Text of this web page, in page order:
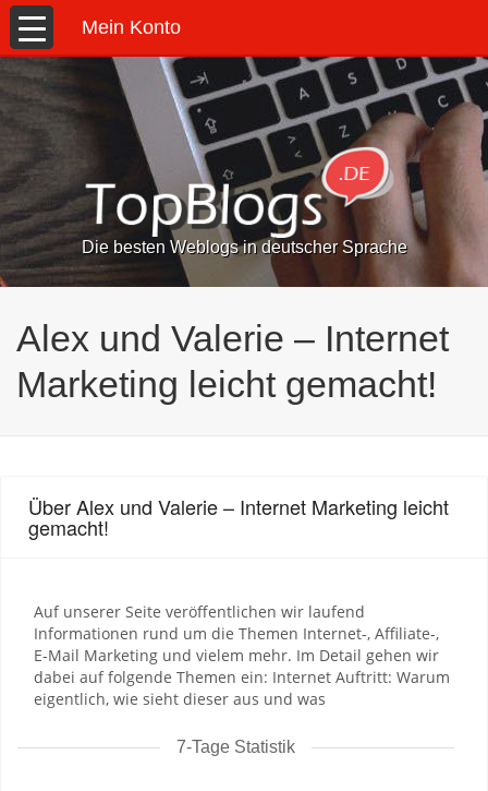
Mein Konto
Die besten Weblogs in deutscher Sprache
Alex und Valerie – Internet
Marketing leicht gemacht!
Über Alex und Valerie – Internet Marketing leicht
gemacht!
Auf unserer Seite veröffentlichen wir laufend
Informationen rund um die Themen Internet-, Affiliate-,
E-Mail Marketing und vielem mehr. Im Detail gehen wir
dabei auf folgende Themen ein: Internet Auftritt: Warum
eigentlich, wie sieht dieser aus und was
7-Tage Statistik